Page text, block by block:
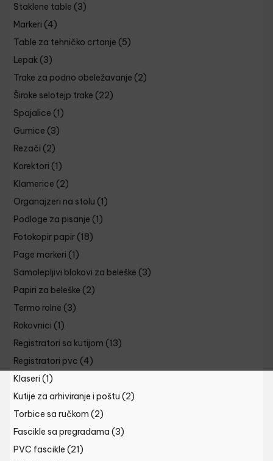
Staklene table (3)
Markeri (4)
Table za tehničko crtanje (5)
Lepak (3)
Trake za podno obeležavanje (2)
Široke selotejp trake (22)
Spajalice (1)
Gumice (3)
Rezači (2)
Korektori (1)
Klamerice (2)
Organajzeri na stolu (1)
Podloge za pisanje (1)
Fotokopir papir (18)
Page markeri (1)
Samolepljivi blokovi za beleške (3)
Papiri za beleške (2)
Termo rolne (3)
Rokovnici (1)
Registratori sa kutijom (13)
Registratori pvc (4)
Klaseri (1)
Kutije za arhiviranje i poštu (2)
Torbice sa ručkom (2)
Fascikle sa pregradama (3)
PVC fascikle (21)